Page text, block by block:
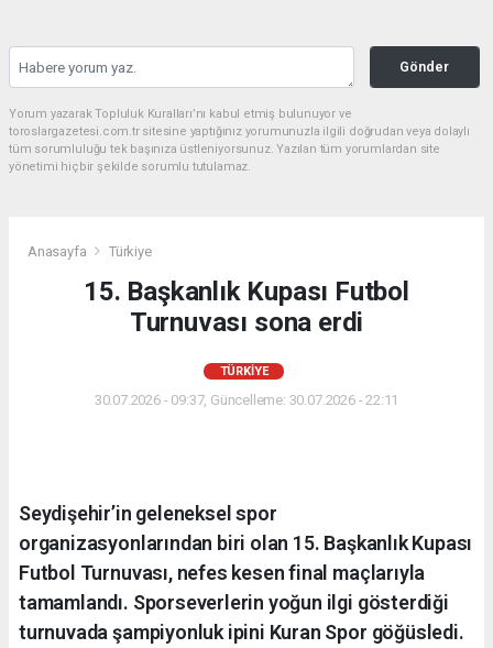
Gönder
Yorum yazarak Topluluk Kuralları’nı kabul etmiş bulunuyor ve
toroslargazetesi.com.tr sitesine yaptığınız yorumunuzla ilgili doğrudan veya dolaylı
tüm sorumluluğu tek başınıza üstleniyorsunuz. Yazılan tüm yorumlardan site
yönetimi hiçbir şekilde sorumlu tutulamaz.
Anasayfa Türkiye
15. Başkanlık Kupası Futbol
Turnuvası sona erdi
TÜRKIYE
30.07.2026 - 09:37, Güncelleme: 30.07.2026 - 22:11
Seydişehir’in geleneksel spor
organizasyonlarından biri olan 15. Başkanlık Kupası
Futbol Turnuvası, nefes kesen final maçlarıyla
tamamlandı. Sporseverlerin yoğun ilgi gösterdiği
turnuvada şampiyonluk ipini Kuran Spor göğüsledi.